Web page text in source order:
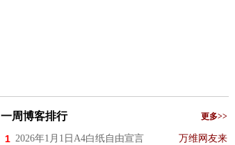
一周博客排行 更多>>
1 2026年1月1日A4白纸自由宣言 万维网友来